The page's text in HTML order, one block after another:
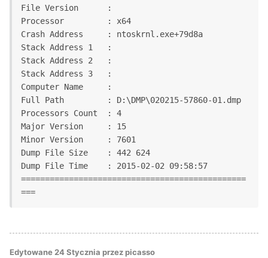
File Version      :
Processor         : x64
Crash Address     : ntoskrnl.exe+79d8a
Stack Address 1   :
Stack Address 2   :
Stack Address 3   :
Computer Name     :
Full Path         : D:\DMP\020215-57860-01.dmp
Processors Count  : 4
Major Version     : 15
Minor Version     : 7601
Dump File Size    : 442 624
Dump File Time    : 2015-02-02 09:58:57
===============================================
Edytowane24 Stycznia przez picasso